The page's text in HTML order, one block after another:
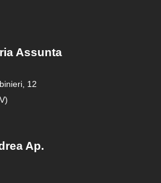
Assunta
12
Ap.